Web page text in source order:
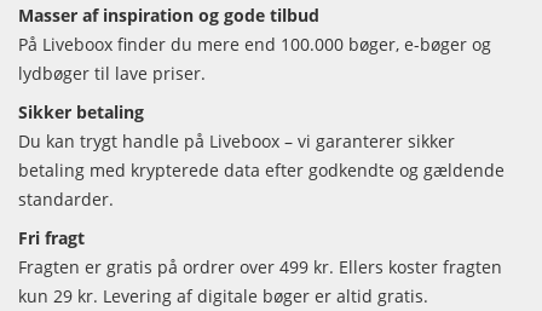
Masser af inspiration og gode tilbud
På Liveboox finder du mere end 100.000 bøger, e-bøger og
lydbøger til lave priser.
Sikker betaling
Du kan trygt handle på Liveboox – vi garanterer sikker
betaling med krypterede data efter godkendte og gældende
standarder.
Fri fragt
Fragten er gratis på ordrer over 499 kr. Ellers koster fragten
kun 29 kr. Levering af digitale bøger er altid gratis.